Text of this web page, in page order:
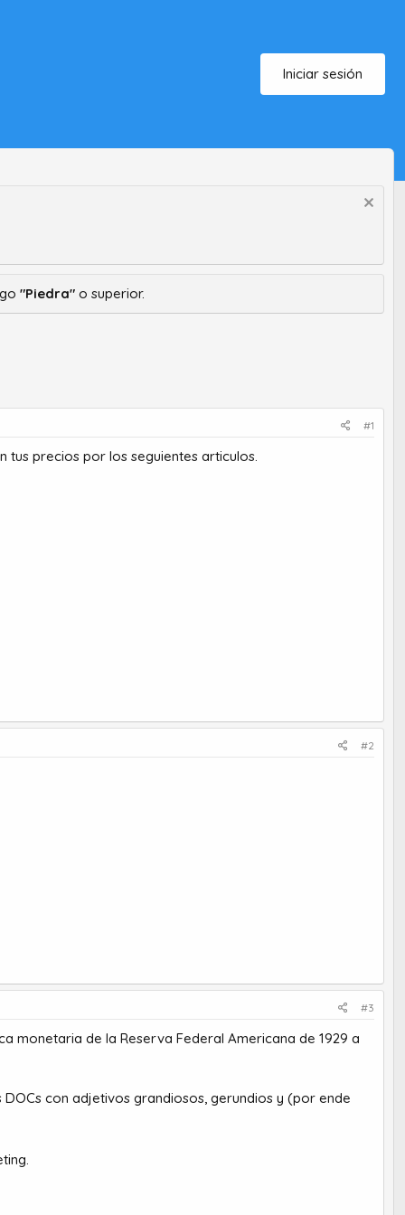
Iniciar sesión
"Piedra" o superior.
#1
tus precios por los seguientes articulos.
#2
#3
monetaria de la Reserva Federal Americana de 1929 a
con adjetivos grandiosos, gerundios y (por ende